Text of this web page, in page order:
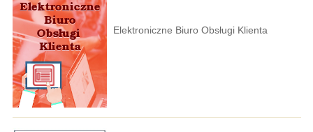
Elektroniczne Biuro Obsługi Klienta